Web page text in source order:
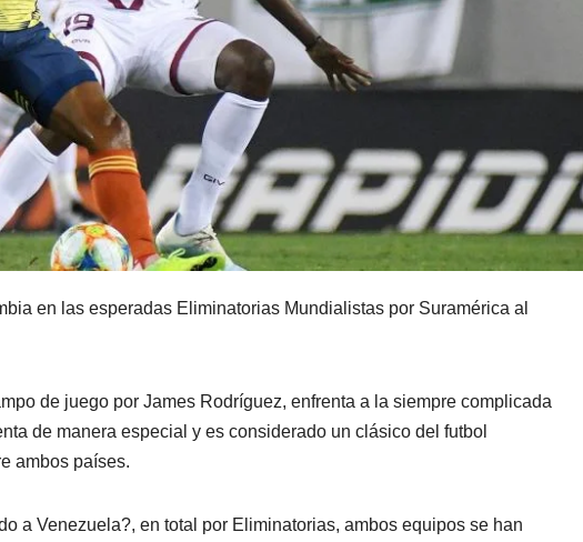
en las esperadas Eliminatorias Mundialistas por Suramérica al
de juego por James Rodríguez, enfrenta a la siempre complicada
de manera especial y es considerado un clásico del futbol
ambos países.
a Venezuela?, en total por Eliminatorias, ambos equipos se han